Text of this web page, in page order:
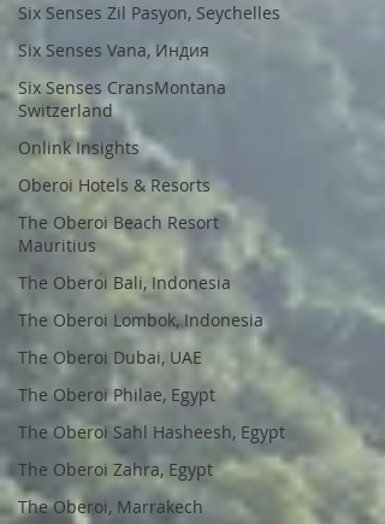
Six Senses Zil Pasyon, Seychelles
Six Senses Vana, Индия
Six Senses CransMontana
Switzerland
Onlink Insights
Oberoi Hotels & Resorts
The Oberoi Beach Resort
Mauritius
The Oberoi Bali, Indonesia
The Oberoi Lombok, Indonesia
The Oberoi Dubai, UAE
The Oberoi Philae, Egypt
The Oberoi Sahl Hasheesh, Egypt
The Oberoi Zahra, Egypt
The Oberoi, Marrakech